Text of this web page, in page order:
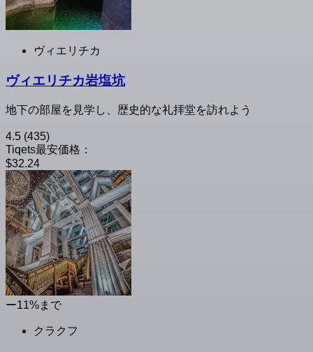
ヴィエリチカ
ヴィエリチカ岩塩坑
地下の部屋を見学し、歴史的な礼拝堂を訪れよう
4.5 (435)
Tiqets最安価格：
$32.24
ー11%まで
クラクフ